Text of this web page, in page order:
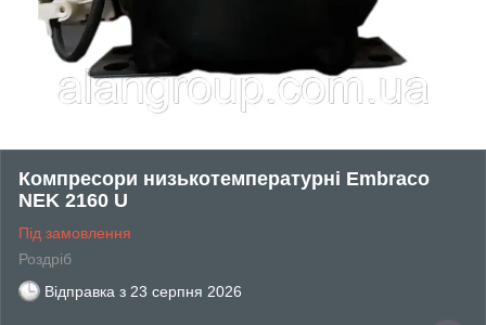
Компресори низькотемпературні Embraco
NEK 2160 U
Під замовлення
Роздріб
Відправка з 23 серпня 2026